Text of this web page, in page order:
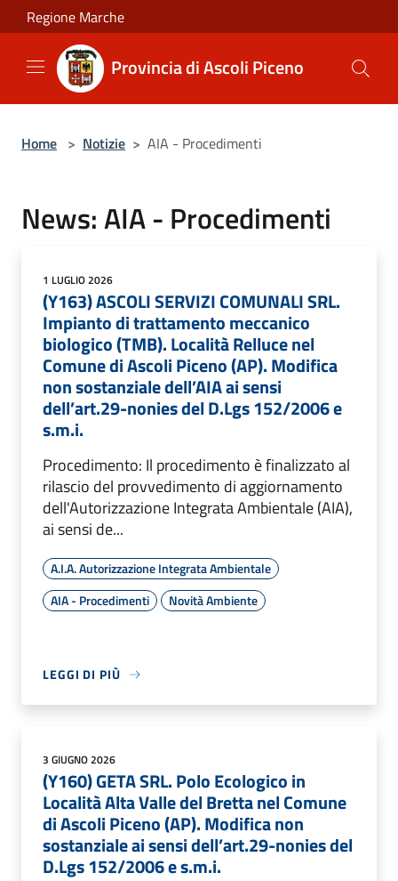
Salta al contenuto principale
Regione Marche
Provincia di Ascoli Piceno
Home > Notizie > AIA - Procedimenti
News: AIA - Procedimenti
1 LUGLIO 2026
(Y163) ASCOLI SERVIZI COMUNALI SRL.
Impianto di trattamento meccanico
biologico (TMB). Località Relluce nel
Comune di Ascoli Piceno (AP). Modifica
non sostanziale dell’AIA ai sensi
dell’art.29-nonies del D.Lgs 152/2006 e
s.m.i.
Procedimento: Il procedimento è finalizzato al
rilascio del provvedimento di aggiornamento
dell'Autorizzazione Integrata Ambientale (AIA),
ai sensi de...
A.I.A. Autorizzazione Integrata Ambientale
AIA - Procedimenti
Novità Ambiente
LEGGI DI PIÙ
3 GIUGNO 2026
(Y160) GETA SRL. Polo Ecologico in
Località Alta Valle del Bretta nel Comune
di Ascoli Piceno (AP). Modifica non
sostanziale ai sensi dell’art.29-nonies del
D.Lgs 152/2006 e s.m.i.